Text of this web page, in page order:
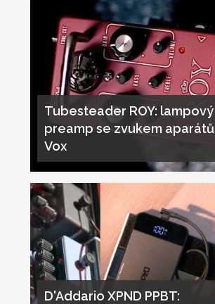
Tubesteader ROY: lampový
preamp se zvukem aparátů
Vox
D'Addario XPND PPBT: